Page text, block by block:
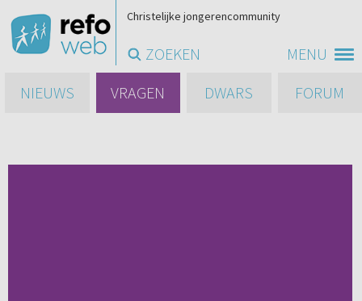
MENU
Christelijke jongerencommunity
ZOEKEN
NIEUWS
VRAGEN DWARS FORUM